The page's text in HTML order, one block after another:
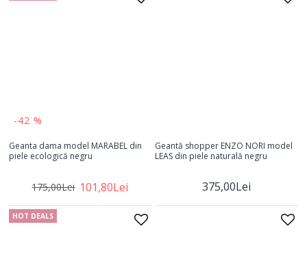
-42 %
Geanta dama model MARABEL din
piele ecologică negru
101,80Lei
175,00Lei
Geantă shopper ENZO NORI model
LEAS din piele naturală negru
375,00Lei
HOT DEALS